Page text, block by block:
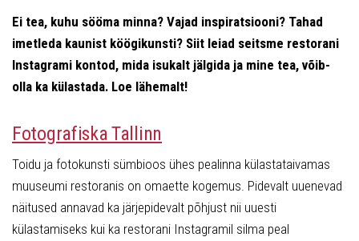
Ei tea, kuhu sööma minna? Vajad inspiratsiooni? Tahad
imetleda kaunist köögikunsti? Siit leiad seitsme restorani
Instagrami kontod, mida isukalt jälgida ja mine tea, võib-
olla ka külastada. Loe lähemalt!
Fotografiska Tallinn
Toidu ja fotokunsti sümbioos ühes pealinna külastataivamas
muuseumi restoranis on omaette kogemus. Pidevalt uuenevad
näitused annavad ka järjepidevalt põhjust nii uuesti
külastamiseks kui ka restorani Instagramil silma peal